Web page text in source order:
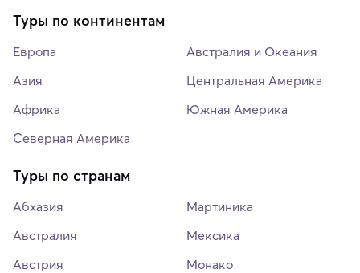
Туры по континентам
Европа
Азия
Африка
Северная Америка
Австралия и Океания
Центральная Америка
Южная Америка
Туры по странам
Абхазия
Австралия
Австрия
Мартиника
Мексика
Монако